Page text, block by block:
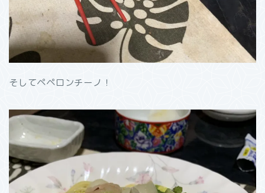
そしてペペロンチーノ！